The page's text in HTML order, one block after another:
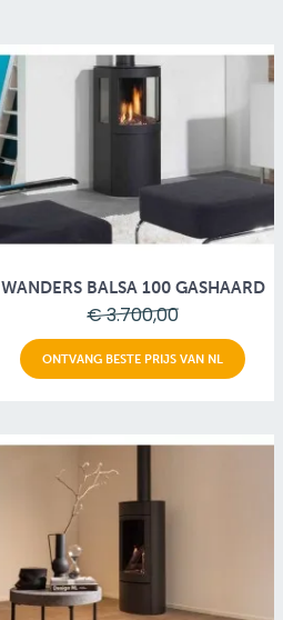
WANDERS BALSA 100 GASHAARD
€ 3.700,00
ONTVANG BESTE PRIJS VAN NL